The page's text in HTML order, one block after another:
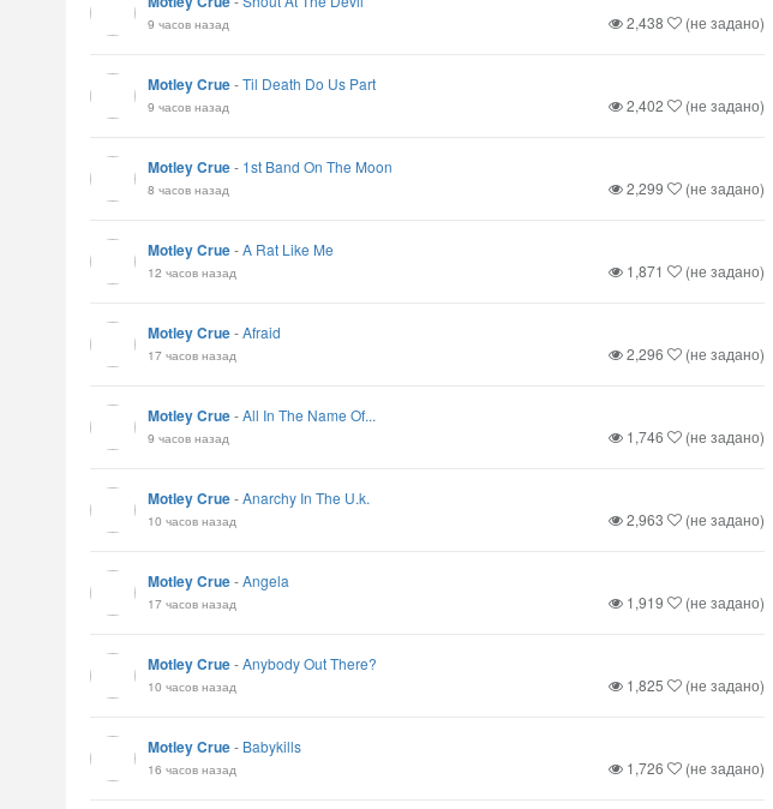
9 часов назад 2,438 (не задано)
Motley Crue-Til Death Do Us Part
9 часов назад 2,402 (не задано)
Motley Crue- 1st Band On The Moon
8 часов назад 2,299 (не задано)
Motley Crue-A Rat Like Me
12 часов назад 1,871 (не задано)
Motley Crue-Afraid
17 часов назад 2,296 (не задано)
Motley Crue-All In The Name Of...
9 часов назад 1,746 (не задано)
Motley Crue-Anarchy In The U.k.
10 часов назад 2,963 (не задано)
Motley Crue-Angela
17 часов назад 1,919 (не задано)
Motley Crue-Anybody Out There?
10 часов назад 1,825 (не задано)
Motley Crue- Babykills
16 часов назад 1,726 (не задано)